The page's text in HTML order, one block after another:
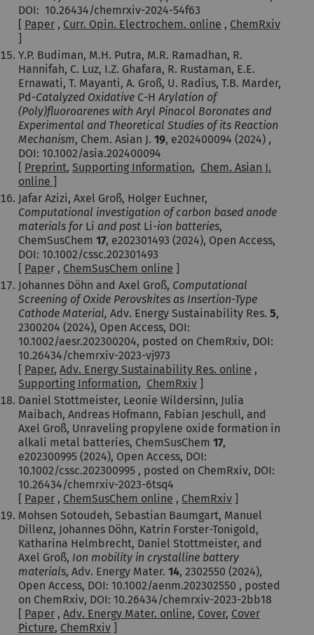
DOI: 10.26434/chemrxiv-2024-54f63
[ Paper , Curr. Opin. Electrochem. online , ChemRxiv
]
Y.P. Budiman, M.H. Putra, M.R. Ramadhan, R.
Hannifah, C. Luz, I.Z. Ghafara, R. Rustaman, E.E.
Ernawati, T. Mayanti, A. Groß, U. Radius, T.B. Marder,
Pd-Catalyzed Oxidative C-H Arylation of
(Poly)fluoroarenes with Aryl Pinacol Boronates and
Experimental and Theoretical Studies of its Reaction
Mechanism, Chem. Asian J. 19, e202400094 (2024) ,
DOI: 10.1002/asia.202400094
[ Preprint, Supporting Information, Chem. Asian J.
online ]
Jafar Azizi, Axel Groß, Holger Euchner,
Computational investigation of carbon based anode
materials for Li and post Li-ion batteries,
ChemSusChem 17, e202301493 (2024), Open Access,
DOI: 10.1002/cssc.202301493
[ Paper , ChemSusChem online ]
Johannes Döhn and Axel Groß, Computational
Screening of Oxide Perovskites as Insertion-Type
Cathode Material, Adv. Energy Sustainability Res. 5,
2300204 (2024), Open Access, DOI:
10.1002/aesr.202300204, posted on ChemRxiv, DOI:
10.26434/chemrxiv-2023-vj973
[ Paper, Adv. Energy Sustainability Res. online ,
Supporting Information, ChemRxiv ]
Daniel Stottmeister, Leonie Wildersinn, Julia
Maibach, Andreas Hofmann, Fabian Jeschull, and
Axel Groß, Unraveling propylene oxide formation in
alkali metal batteries, ChemSusChem 17,
e202300995 (2024), Open Access, DOI:
10.1002/cssc.202300995 , posted on ChemRxiv, DOI:
10.26434/chemrxiv-2023-6tsq4
[ Paper , ChemSusChem online , ChemRxiv ]
Mohsen Sotoudeh, Sebastian Baumgart, Manuel
Dillenz, Johannes Döhn, Katrin Forster-Tonigold,
Katharina Helmbrecht, Daniel Stottmeister, and
Axel Groß, Ion mobility in crystalline battery
materials, Adv. Energy Mater. 14, 2302550 (2024),
Open Access, DOI: 10.1002/aenm.202302550 , posted
on ChemRxiv, DOI: 10.26434/chemrxiv-2023-2bb18
[ Paper , Adv. Energy Mater. online, Cover, Cover
Picture, ChemRxiv ]